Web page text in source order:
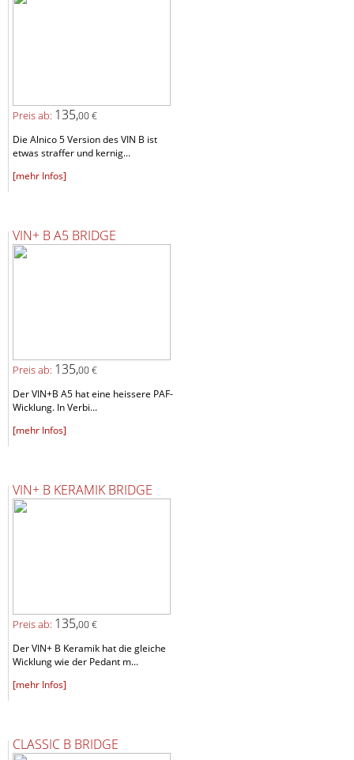
Preis ab: 135,00 €
Die Alnico 5 Version des VIN B ist
etwas straffer und kernig...
[mehr Infos]
VIN+ B A5 BRIDGE
Preis ab: 135,00 €
Der VIN+B A5 hat eine heissere PAF-
Wicklung. In Verbi...
[mehr Infos]
VIN+ B KERAMIK BRIDGE
Preis ab: 135,00 €
Der VIN+ B Keramik hat die gleiche
Wicklung wie der Pedant m...
[mehr Infos]
CLASSIC B BRIDGE